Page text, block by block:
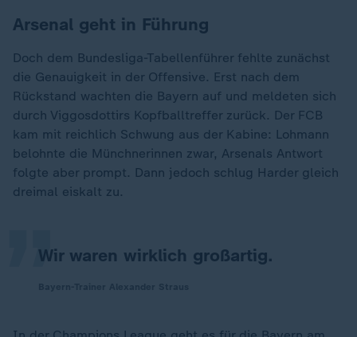
Arsenal geht in Führung
Doch dem Bundesliga-Tabellenführer fehlte zunächst
die Genauigkeit in der Offensive. Erst nach dem
Rückstand wachten die Bayern auf und meldeten sich
durch Viggosdottirs Kopfballtreffer zurück. Der FCB
kam mit reichlich Schwung aus der Kabine: Lohmann
belohnte die Münchnerinnen zwar, Arsenals Antwort
folgte aber prompt. Dann jedoch schlug Harder gleich
dreimal eiskalt zu.
Wir waren wirklich großartig.
„